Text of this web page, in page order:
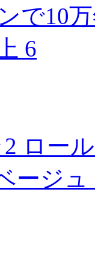
で10
6
ロー
ージュ